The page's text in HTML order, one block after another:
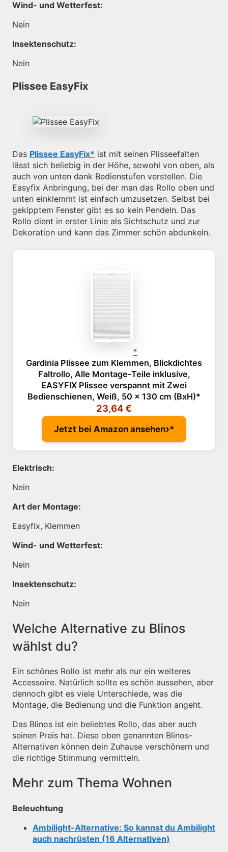
Wind- und Wetterfest:
Nein
Insektenschutz:
Nein
Plissee EasyFix
Das Plissee EasyFix
ist mit seinen Plisseefalten
lässt sich beliebig in der Höhe, sowohl von oben, als
auch von unten dank Bedienstufen verstellen. Die
Easyfix Anbringung, bei der man das Rollo oben und
unten einklemmt ist einfach umzusetzen. Selbst bei
gekipptem Fenster gibt es so kein Pendeln. Das
Rollo dient in erster Linie als Sichtschutz und zur
Dekoration und kann das Zimmer schön abdunkeln.
Gardinia Plissee zum Klemmen, Blickdichtes
Faltrollo, Alle Montage-Teile inklusive,
EASYFIX Plissee verspannt mit Zwei
Bedienschienen, Weiß, 50 x 130 cm (BxH)
23,64 €
Jetzt bei Amazon ansehen›
Elektrisch:
Nein
Art der Montage:
Easyfix, Klemmen
Wind- und Wetterfest:
Nein
Insektenschutz:
Nein
Welche Alternative zu Blinos
wählst du?
Ein schönes Rollo ist mehr als nur ein weiteres
Accessoire. Natürlich sollte es schön aussehen, aber
dennoch gibt es viele Unterschiede, was die
Montage, die Bedienung und die Funktion angeht.
Das Blinos ist ein beliebtes Rollo, das aber auch
seinen Preis hat. Diese oben genannten Blinos-
Alternativen können dein Zuhause verschönern und
die richtige Stimmung vermitteln.
Mehr zum Thema Wohnen
Beleuchtung
Ambilight-Alternative: So kannst du Ambilight
auch nachrüsten (16 Alternativen)